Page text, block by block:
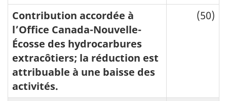
Contribution accordée à
l’Office Canada-Nouvelle-
Écosse des hydrocarbures
extracôtiers; la réduction est
attribuable à une baisse des
activités.
(50)